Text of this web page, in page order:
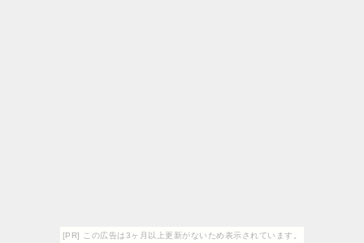
[PR] この広告は3ヶ月以上更新がないため表示されています。